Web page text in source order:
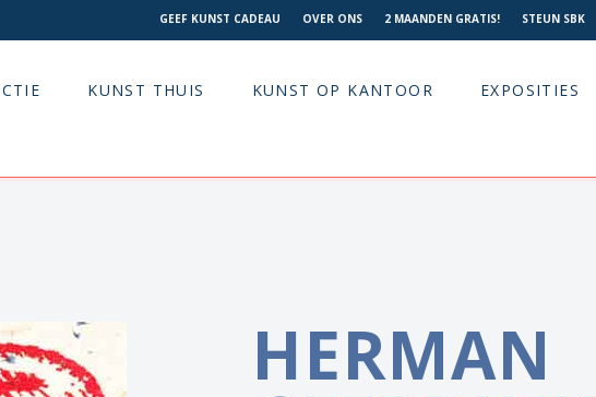
GEEF KUNST CADEAU OVER ONS 2 MAANDEN GRATIS! STEUN SBK
KUNST THUIS KUNST OP KANTOOR EXPOSITIES
HERMAN